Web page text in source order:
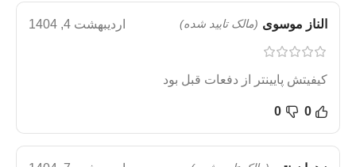
الناز موسوی (مالک تایید شده) اردیبهشت 4, 1404
کیفیتش پایینتر از دفعات قبل بود
0
0